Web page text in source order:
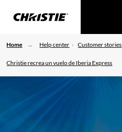
Home Help center Customer stories
Christie recrea un vuelo de Iberia Express